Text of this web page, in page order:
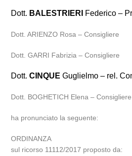
Dott. BALESTRIERI Federico –
Dott. ARIENZO Rosa – Consigliere
Dott. GARRI Fabrizia – Consigliere
Dott.CINQUE Guglielmo – rel.
Dott. BOGHETICH Elena – Consigliere
ha pronunciato la seguente:
ORDINANZA
sul ricorso 11112/2017 proposto da: